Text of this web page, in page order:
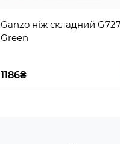
Ganzo ніж складний
Green
1186₴